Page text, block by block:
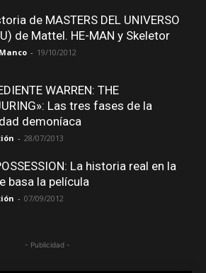
de MASTERS DEL UNIVERSO
de Mattel. HE-MAN y Skeletor
- 19/10/2012
WARREN: THE
Las tres fases de la
demoníaca
- 28/07/2013
La historia real en la
basa la película
- 07/09/2012
- Publicidad -